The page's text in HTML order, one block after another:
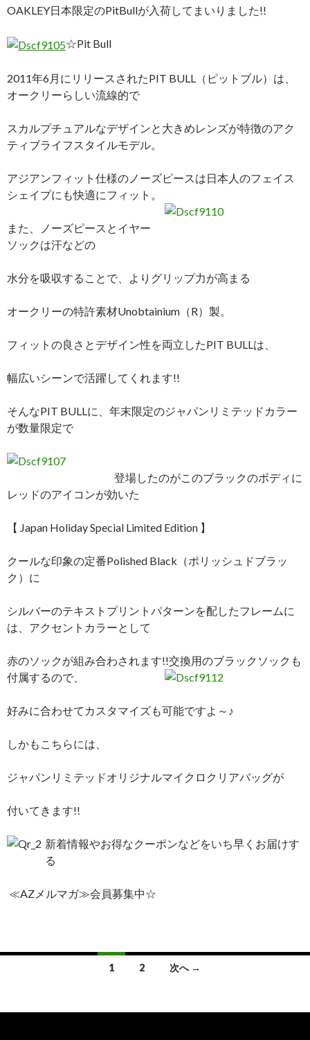
OAKLEY日本限定のPitBullが入荷してまいりました!!
☆Pit Bull
2011年6月にリリースされたPIT BULL（ピットブル）は、
オークリーらしい流線的で
スカルプチュアルなデザインと大きめレンズが特徴のアク
ティブライフスタイルモデル。
アジアンフィット仕様のノーズピースは日本人のフェイス
シェイプにも快適にフィット。
また、ノーズピースとイヤー
ソックは汗などの
水分を吸収することで、よりグリップ力が高まる
オークリーの特許素材Unobtainium（R）製。
フィットの良さとデザイン性を両立したPIT BULLは、
幅広いシーンで活躍してくれます!!
そんなPIT BULLに、年末限定のジャパンリミテッドカラー
が数量限定で
登場したのがこのブラックのボディに
レッドのアイコンが効いた
【 Japan Holiday Special Limited Edition 】
クールな印象の定番Polished Black（ポリッシュドブラッ
ク）に
シルバーのテキストプリントパターンを配したフレームに
は、アクセントカラーとして
赤のソックが組み合わされます!!交換用のブラックソックも
付属するので、
好みに合わせてカスタマイズも可能ですよ～♪
しかもこちらには、
ジャパンリミテッドオリジナルマイクロクリアバッグが
付いてきます!!
新着情報やお得なクーポンなどをいち早くお届けす
る
≪AZメルマガ≫会員募集中☆
ナ
1 2 次へ →